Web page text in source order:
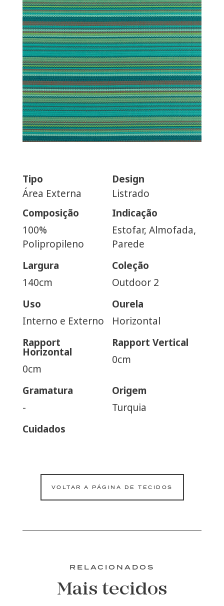
Tipo
Área Externa
Design
Listrado
Composição
100%
Polipropileno
Indicação
Estofar, Almofada,
Parede
Largura
140cm
Coleção
Outdoor 2
Uso
Interno e Externo
Ourela
Horizontal
Rapport
Horizontal
0cm
Rapport Vertical
0cm
Gramatura
-
Origem
Turquia
Cuidados
VOLTAR A PÁGINA DE TECIDOS
RELACIONADOS
Mais tecidos